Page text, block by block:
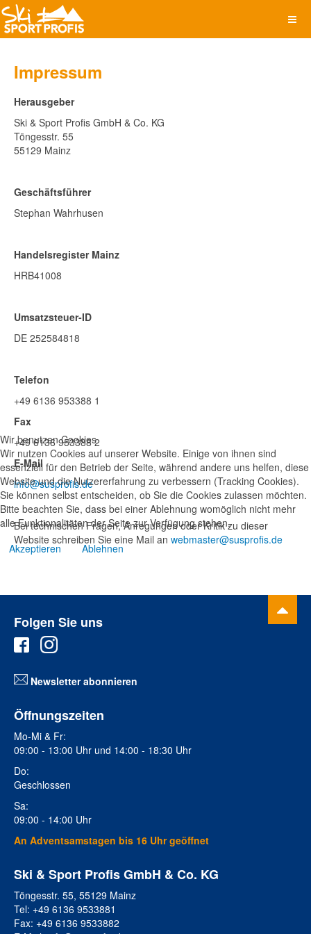
Impressum
Herausgeber
Ski & Sport Profis GmbH & Co. KG
Töngesstr. 55
55129 Mainz
Geschäftsführer
Stephan Wahrhusen
Handelsregister Mainz
HRB41008
Umsatzsteuer-ID
DE 252584818
Telefon
+49 6136 953388 1
Fax
+49 6136 953388 2
E-Mail
info@susprofis.de
Bei technischen Fragen, Anregungen oder Kritik zu dieser
Website schreiben Sie eine Mail an webmaster@susprofis.de
Folgen Sie uns
Newsletter abonnieren
Öffnungszeiten
Mo-Mi & Fr:
09:00 - 13:00 Uhr und 14:00 - 18:30 Uhr
Do:
Geschlossen
Sa:
09:00 - 14:00 Uhr
An Adventsamstagen bis 16 Uhr geöffnet
Ski & Sport Profis GmbH & Co. KG
Töngesstr. 55, 55129 Mainz
Tel: +49 6136 9533881
Fax: +49 6136 9533882
Wir benutzen Cookies
Wir nutzen Cookies auf unserer Website. Einige von ihnen sind
essenziell für den Betrieb der Seite, während andere uns helfen, diese
Website und die Nutzererfahrung zu verbessern (Tracking Cookies).
Sie können selbst entscheiden, ob Sie die Cookies zulassen möchten.
Bitte beachten Sie, dass bei einer Ablehnung womöglich nicht mehr
alle Funktionalitäten der Seite zur Verfügung stehen.
Akzeptieren
Ablehnen